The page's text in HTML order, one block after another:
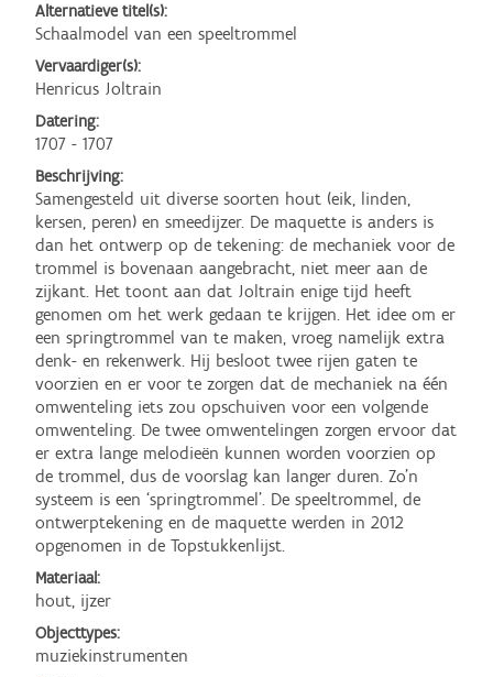
Alternatieve titel(s):
Schaalmodel van een speeltrommel
Vervaardiger(s):
Henricus Joltrain
Datering:
1707 - 1707
Beschrijving:
Samengesteld uit diverse soorten hout (eik, linden,
kersen, peren) en smeedijzer. De maquette is anders is
dan het ontwerp op de tekening: de mechaniek voor de
trommel is bovenaan aangebracht, niet meer aan de
zijkant. Het toont aan dat Joltrain enige tijd heeft
genomen om het werk gedaan te krijgen. Het idee om er
een springtrommel van te maken, vroeg namelijk extra
denk- en rekenwerk. Hij besloot twee rijen gaten te
voorzien en er voor te zorgen dat de mechaniek na één
omwenteling iets zou opschuiven voor een volgende
omwenteling. De twee omwentelingen zorgen ervoor dat
er extra lange melodieën kunnen worden voorzien op
de trommel, dus de voorslag kan langer duren. Zo’n
systeem is een ‘springtrommel’. De speeltrommel, de
ontwerptekening en de maquette werden in 2012
opgenomen in de Topstukkenlijst.
Materiaal:
hout, ijzer
Objecttypes:
muziekinstrumenten